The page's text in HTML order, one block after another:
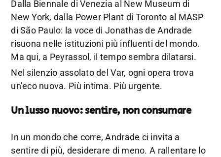
Dalla Biennale di Venezia al New Museum di
New York, dalla Power Plant di Toronto al MASP
di São Paulo: la voce di Jonathas de Andrade
risuona nelle istituzioni più influenti del mondo.
Ma qui, a Peyrassol, il tempo sembra dilatarsi.
Nel silenzio assolato del Var, ogni opera trova
un’eco nuova. Più intima. Più urgente.
Un lusso nuovo: sentire, non consumare
In un mondo che corre, Andrade ci invita a
sentire di più, desiderare di meno. A rallentare lo